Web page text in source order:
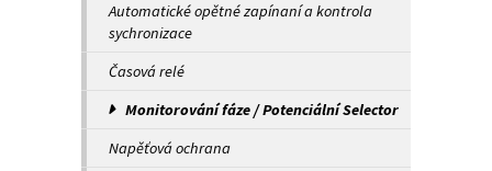
Automatické opětné zapínaní a kontrola
sychronizace
Časová relé
Monitorování fáze / Potenciální Selector
Napěťová ochrana